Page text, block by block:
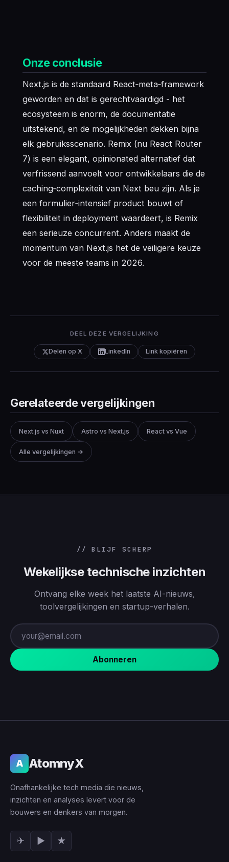
Onze conclusie
Next.js is de standaard React‑meta‑framework
geworden en dat is gerechtvaardigd - het
ecosysteem is enorm, de documentatie
uitstekend, en de mogelijkheden dekken bijna
elk gebruiksscenario. Remix (nu React Router
7) is een elegant, opinionated alternatief dat
verfrissend aanvoelt voor ontwikkelaars die de
caching‑complexiteit van Next beu zijn. Als je
een formulier‑intensief product bouwt of
flexibiliteit in deployment waardeert, is Remix
een serieuze concurrent. Anders maakt de
momentum van Next.js het de veiligere keuze
voor de meeste teams in 2026.
DEEL DEZE VERGELIJKING
Delen op X LinkedIn Link kopiëren
Gerelateerde vergelijkingen
Next.js vs Nuxt Astro vs Next.js React vs Vue
Alle vergelijkingen →
// BLIJF SCHERP
Wekelijkse technische inzichten
Ontvang elke week het laatste AI-nieuws,
toolvergelijkingen en startup-verhalen.
Abonneren
A AtomnyX
Onafhankelijke tech media die nieuws,
inzichten en analyses levert voor de
bouwers en denkers van morgen.
✈ ▶ ★